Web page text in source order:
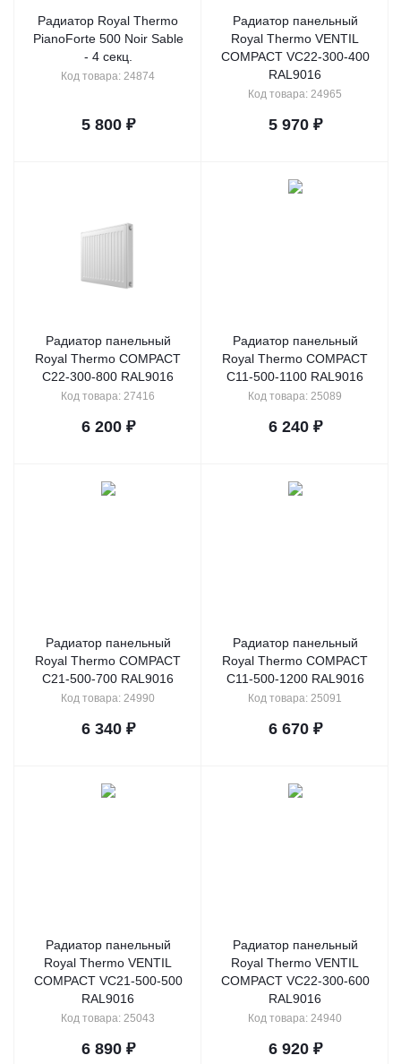
Радиатор Royal Thermo
PianoForte 500 Noir Sable
- 4 секц.
Код товара: 24874
5 800₽
Радиатор панельный
Royal Thermo VENTIL
COMPACT VC22-300-400
RAL9016
Код товара: 24965
5 970₽
Радиатор панельный
Royal Thermo COMPACT
C22-300-800 RAL9016
Код товара: 27416
6 200₽
Радиатор панельный
Royal Thermo COMPACT
C11-500-1100 RAL9016
Код товара: 25089
6 240₽
Радиатор панельный
Royal Thermo COMPACT
C21-500-700 RAL9016
Код товара: 24990
6 340₽
Радиатор панельный
Royal Thermo COMPACT
C11-500-1200 RAL9016
Код товара: 25091
6 670₽
Радиатор панельный
Royal Thermo VENTIL
COMPACT VC21-500-500
RAL9016
Код товара: 25043
6 890₽
Радиатор панельный
Royal Thermo VENTIL
COMPACT VC22-300-600
RAL9016
Код товара: 24940
6 920₽